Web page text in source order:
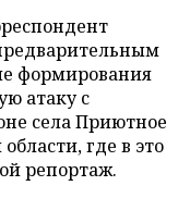
формирования
атаку с
села Приютное
где в это
репортаж.